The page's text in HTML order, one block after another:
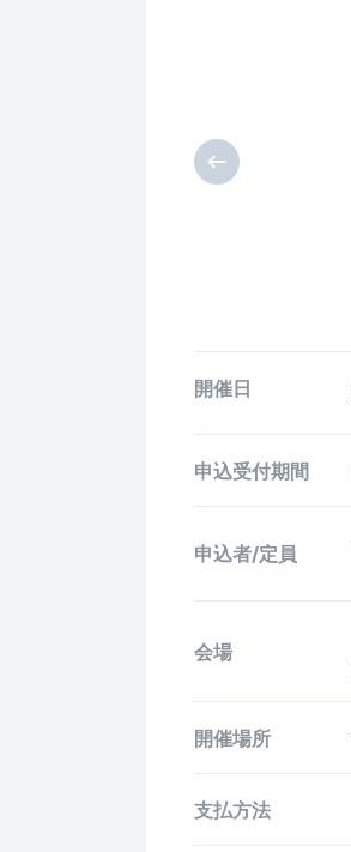
開催日
申込受付期間
申込者/定員
会場
開催場所
支払方法